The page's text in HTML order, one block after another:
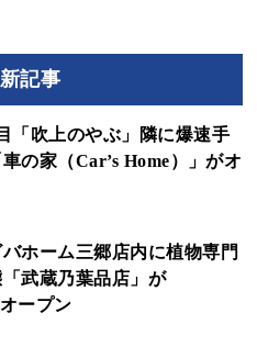
記事
「吹上のやぶ」隣に爆速手
の家（Car’s Home）」がオ
ホーム三郷店内に植物専門
武蔵乃葉品店」が
ープン